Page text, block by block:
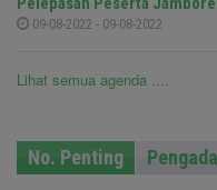
09-08-2022 - 09-08-2022
Lihat semua agenda ....
No. Penting